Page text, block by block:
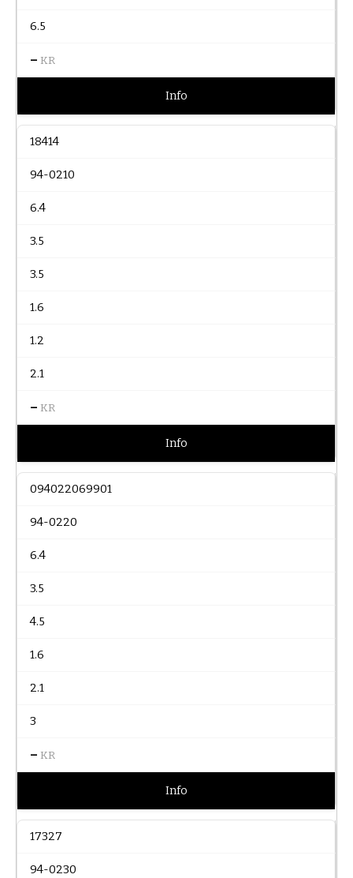
6.5
– KR
Info
18414
94-0210
6.4
3.5
3.5
1.6
1.2
2.1
– KR
Info
094022069901
94-0220
6.4
3.5
4.5
1.6
2.1
3
– KR
Info
17327
94-0230